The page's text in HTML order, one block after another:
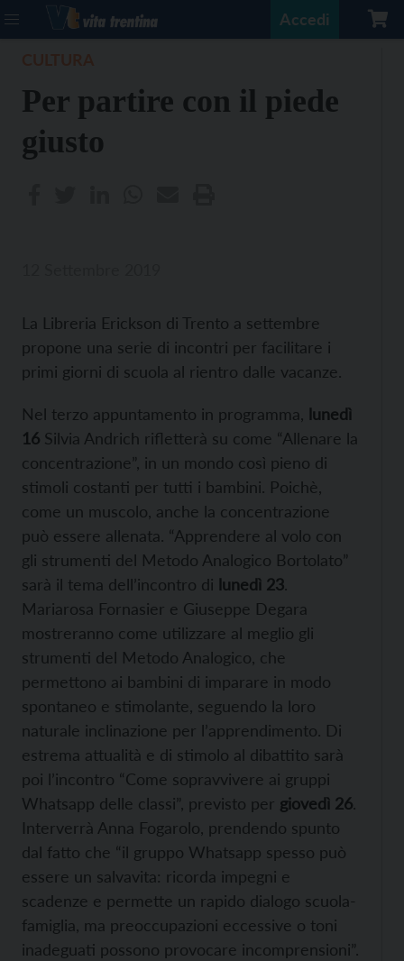
Accedi
Per partire con il piede
giusto
La Libreria Erickson di Trento a settembre
propone una serie di incontri per facilitare i
primi giorni di scuola al rientro dalle vacanze.
Nel terzo appuntamento in programma, lunedì
16 Silvia Andrich rifletterà su come “Allenare la
concentrazione”, in un mondo così pieno di
stimoli costanti per tutti i bambini. Poichè,
come un muscolo, anche la concentrazione
può essere allenata. “Apprendere al volo con
gli strumenti del Metodo Analogico Bortolato”
sarà il tema dell’incontro di lunedì 23.
Mariarosa Fornasier e Giuseppe Degara
mostreranno come utilizzare al meglio gli
strumenti del Metodo Analogico, che
permettono ai bambini di imparare in modo
spontaneo e stimolante, seguendo la loro
naturale inclinazione per l’apprendimento. Di
estrema attualità e di stimolo al dibattito sarà
poi l’incontro “Come sopravvivere ai gruppi
Whatsapp delle classi”, previsto per giovedì 26.
Interverrà Anna Fogarolo, prendendo spunto
dal fatto che “il gruppo Whatsapp spesso può
essere un salvavita: ricorda impegni e
scadenze e permette un rapido dialogo scuola-
famiglia, ma preoccupazioni eccessive o toni
inadeguati possono provocare incomprensioni”.